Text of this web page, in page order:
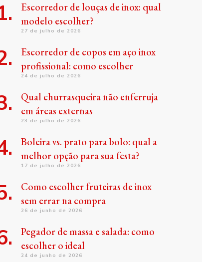
Escorredor de louças de inox: qual
modelo escolher?
27 de julho de 2026
Escorredor de copos em aço inox
profissional: como escolher
24 de julho de 2026
Qual churrasqueira não enferruja
em áreas externas
23 de julho de 2026
Boleira vs. prato para bolo: qual a
melhor opção para sua festa?
17 de julho de 2026
Como escolher fruteiras de inox
sem errar na compra
26 de junho de 2026
Pegador de massa e salada: como
escolher o ideal
24 de junho de 2026